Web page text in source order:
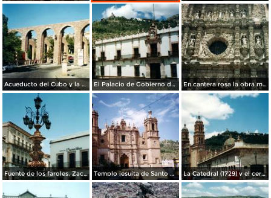
Acueducto del Cubo y la calle González Ortega. Zacatecas. 2002 El Palacio de Gobierno de estilo barroco (Siglo XVIII). Zacatecas. 2002 En cantera rosa la obra maestra del barroco exuberante. Zacatecas. 2002
Fuente de los faroles. Zacatecas. 2002 Templo jesuita de Santo Domingo (1746). Zacatecas. 2002 La Catedral (1729) y el cerro de la Bufa. Zacatecas. Junio/2002